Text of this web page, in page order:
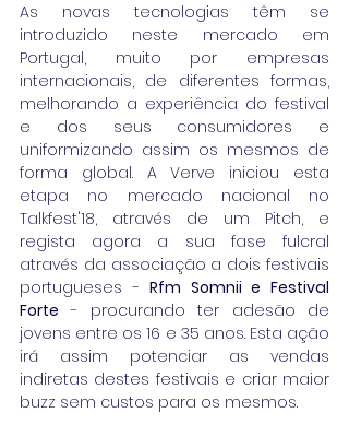
As novas tecnologias têm se
introduzido neste mercado em
Portugal, muito por empresas
internacionais, de diferentes formas,
melhorando a experiência do festival
e dos seus consumidores e
uniformizando assim os mesmos de
forma global. A Verve iniciou esta
etapa no mercado nacional no
Talkfest'18, através de um Pitch, e
regista agora a sua fase fulcral
através da associação a dois festivais
portugueses - Rfm Somnii e Festival
Forte - procurando ter adesão de
jovens entre os 16 e 35 anos. Esta ação
irá assim potenciar as vendas
indiretas destes festivais e criar maior
buzz sem custos para os mesmos.